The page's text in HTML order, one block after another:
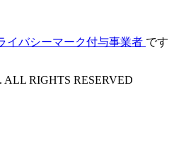
イバシーマーク付与事業者 です
RIGHTS RESERVED